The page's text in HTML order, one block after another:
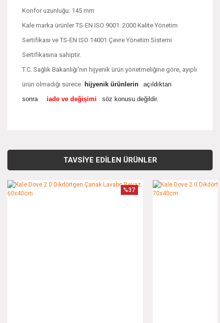
Konfor uzunluğu: 145 mm
Kale marka ürünler TS-EN ISO 9001: 2000 Kalite Yönetim
Sertifikası ve TS-EN ISO 14001 Çevre Yönetim Sistemi
Sertifikasına sahiptir.
T.C. Sağlık Bakanlığı'nın hijyenik ürün yönetmeliğine göre, ayıplı
ürün olmadığı sürece hijyenik ürünlerin
açıldıktan
sonra
iade ve değişimi söz konusu değildir.
kullanarak tarafımıza iletebilirsiniz.
TAVSİYE EDİLEN ÜRÜNLER
%37